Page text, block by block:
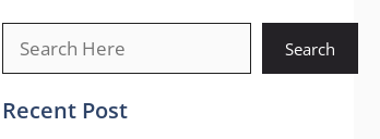
Search
Recent Post